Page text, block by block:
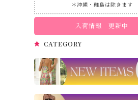
＊沖縄・離島は除きます
入荷情報 更新中
CATEGORY